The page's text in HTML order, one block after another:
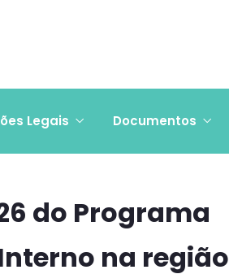
Legais Documentos
do Programa
na região